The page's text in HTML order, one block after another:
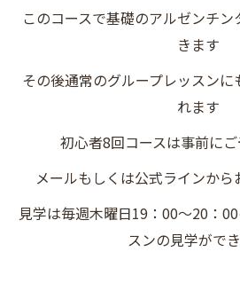
このコースで基礎のアルゼンチ
きます
その後通常のグループレッスン
れます
初心者8回コースは事前に
メールもしくは公式ラインか
見学は毎週木曜日19：00〜20：
スンの見学がで